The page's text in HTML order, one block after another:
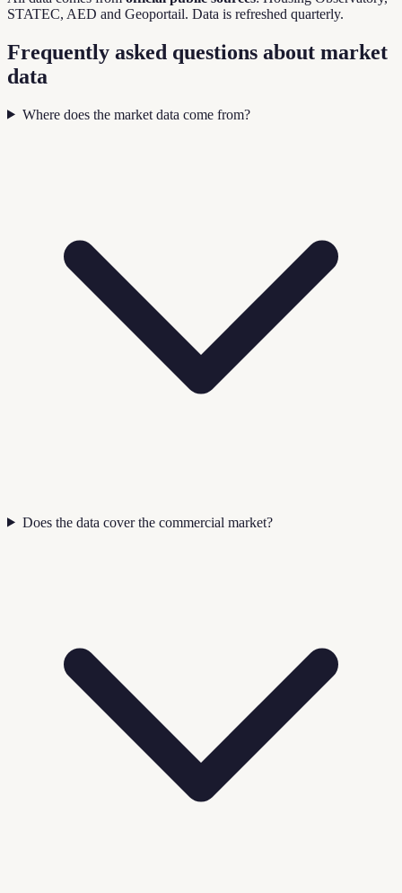
STATEC, AED and Geoportail. Data is refreshed quarterly.
Frequently asked questions about market
data
Where does the market data come from?
Does the data cover the commercial market?